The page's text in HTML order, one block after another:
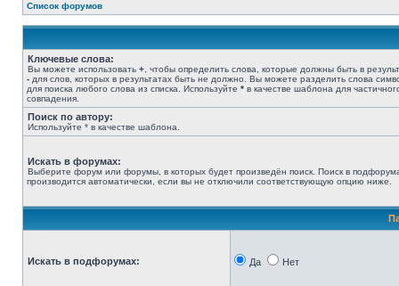
Список форумов
Ключевые слова:
Вы можете использовать + , чтобы определить слова, которые должны быть в
- для слов, которых в результатах быть не должно. Вы можете разделить слова
для поиска любого слова из списка. Используйте * в качестве шаблона для
совпадения.
Поиск по автору:
Используйте * в качестве шаблона.
Искать в форумах:
Выберите форум или форумы, в которых будет произведён поиск. Поиск в
производится автоматически, если вы не отключили соответствующую опцию ниже.
Искать в подфорумах: Да Нет